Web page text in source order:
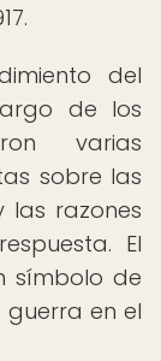
del
de los
varias
sobre las
las razones
El
símbolo de
en el